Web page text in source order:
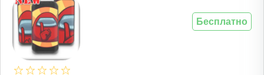
Бесплатно